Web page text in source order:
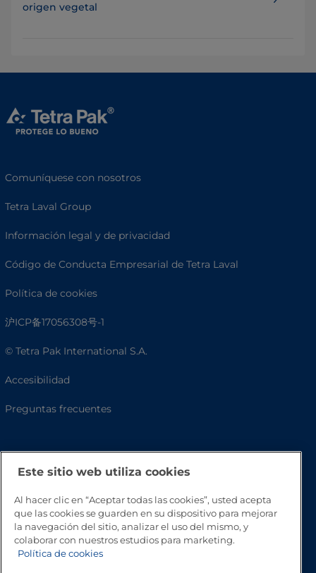
origen vegetal
Comuníquese con nosotros
Tetra Laval Group
Información legal y de privacidad
Código de Conducta Empresarial de Tetra Laval
Política de cookies
沪ICP备17056308号-1
© Tetra Pak International S.A.
Accesibilidad
Preguntas frecuentes
Volver a inicio
Este sitio web utiliza cookies
Al hacer clic en “Aceptar todas las cookies”, usted acepta
que las cookies se guarden en su dispositivo para mejorar
la navegación del sitio, analizar el uso del mismo, y
colaborar con nuestros estudios para marketing.
Política de cookies